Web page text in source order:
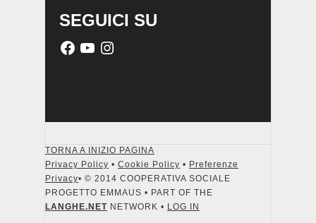
SEGUICI SU
TORNA A INIZIO PAGINA
Privacy Policy • Cookie Policy • Preferenze
Privacy• © 2014 COOPERATIVA SOCIALE
PROGETTO EMMAUS • PART OF THE
LANGHE.NET NETWORK • LOG IN